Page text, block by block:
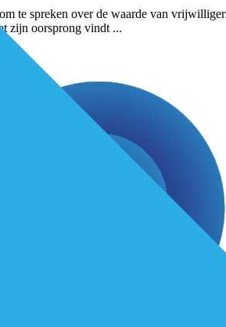
te spreken over de waarde van
zijn oorsprong vindt ...